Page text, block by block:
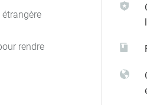
rendre